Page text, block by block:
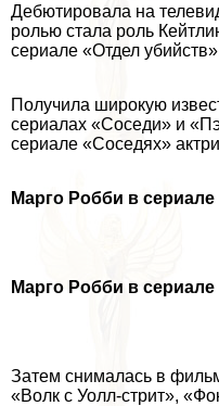
Дебютировала на
ролью стала роль
сериале «Отдел
Получила широкую
сериалах «Соседи» и
сериале «Соседях»
Марго Робби в
Марго Робби в
Затем снималась в
«Волк с Уолл-стрит»,